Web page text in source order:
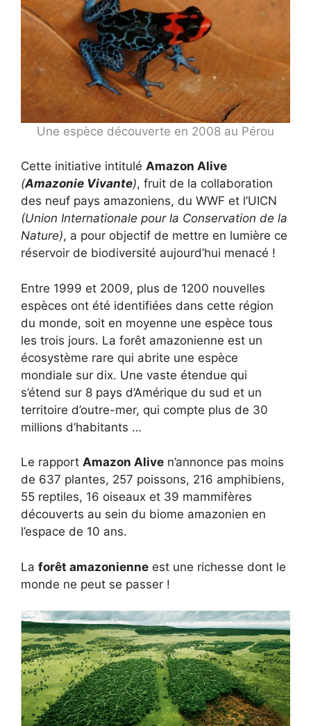
Une espèce découverte en 2008 au Pérou
Cette initiative intitulé Amazon Alive
(Amazonie Vivante), fruit de la collaboration
des neuf pays amazoniens, du WWF et l’UICN
(Union Internationale pour la Conservation de la
Nature), a pour objectif de mettre en lumière ce
réservoir de biodiversité aujourd’hui menacé !
Entre 1999 et 2009, plus de 1200 nouvelles
espèces ont été identifiées dans cette région
du monde, soit en moyenne une espèce tous
les trois jours. La forêt amazonienne est un
écosystème rare qui abrite une espèce
mondiale sur dix. Une vaste étendue qui
s’étend sur 8 pays d’Amérique du sud et un
territoire d’outre-mer, qui compte plus de 30
millions d’habitants …
Le rapport Amazon Alive n’annonce pas moins
de 637 plantes, 257 poissons, 216 amphibiens,
55 reptiles, 16 oiseaux et 39 mammifères
découverts au sein du biome amazonien en
l’espace de 10 ans.
La forêt amazonienne est une richesse dont le
monde ne peut se passer !